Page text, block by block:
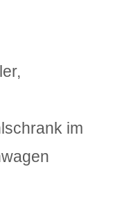
,
im